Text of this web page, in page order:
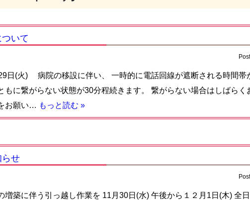
いて
日(火) 病院の移設に伴い、 一時的に電話回線が遮断される時間帯
もに繋がらない状態が30分程続きます。 繋がらない場合はしばらく
お願い… もっと読む »
せ
増築に伴う引っ越し作業を 11月30日(水) 午後から１２月1日(木) 全